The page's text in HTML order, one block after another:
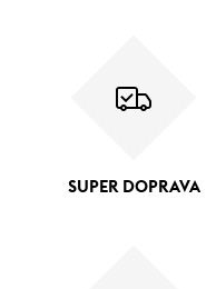
SUPER DOPRAVA